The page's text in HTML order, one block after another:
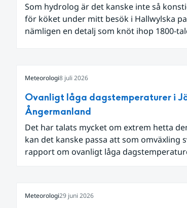
Som hydrolog är det kanske inte så
för köket under mitt besök i Hallwylska
nämligen en detalj som knöt ihop 1800-
Meteorologi8 juli 2026
Ovanligt låga dagstemperaturer i
Ångermanland
Det har talats mycket om extrem hetta
kan det kanske passa att som omväxling
rapport om ovanligt låga
Meteorologi29 juni 2026